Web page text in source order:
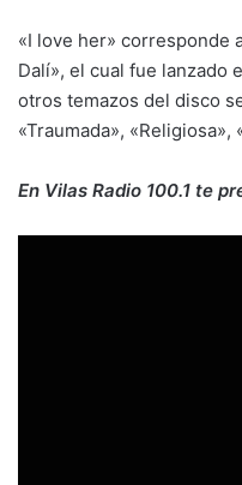
«I love her» corresponde
Dalí», el cual fue lanzado
otros temazos del disco
«Traumada», «Religiosa»,
En Vilas Radio 100.1 te